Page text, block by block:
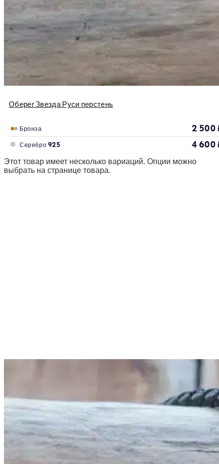
Оберег Звезда Руси перстень
Бронза 2 500
Серебро 925 4 600
Этот товар имеет несколько вариаций. Опции можно
выбрать на странице товара.